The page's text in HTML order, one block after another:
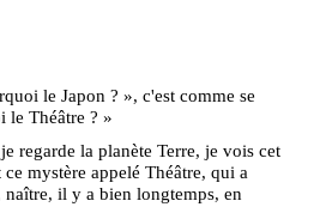
le Japon ? », c'est comme se
le Théâtre ? »
regarde la planète Terre, je vois cet
mystère appelé Théâtre, qui a
naître, il y a bien longtemps, en